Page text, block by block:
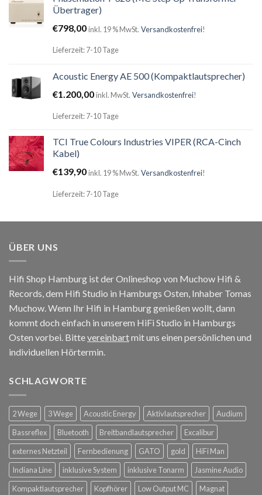
Übertrager)
€798,00inkl. 19 % MwSt. Versandkostenfrei!
Lieferzeit: 7-10 Tage
Acoustic Energy AE 500 (Kompaktlautsprecher)
€1.200,00inkl. MwSt. Versandkostenfrei!
Lieferzeit: 7-10 Tage
TCI True Colours Industries VIPER (RCA-Cinch
Kabel)
€139,90inkl. 19 % MwSt. Versandkostenfrei!
Lieferzeit: 7-10 Tage
ÜBER UNS
Hifi Shop Hamburg ist der Onlineshop von Muchow Hifi &
Records, dem Hifi Studio in Hamburgs Osten, Inhaber Tomas
Muchow. Wenn Ihr Hifi in Hamburg genießen wollt, dann
kommt doch einfach in unserem HiFi Studio in Hamburgs
Osten vorbei. Bittevereinbartmit uns einen persönlichen und
individuellen Hörtermin.
SCHLAGWORTE
2 Wege 3 Wege Acoustic Energy Aktivlautsprecher
Audium
Bassreflex
Bluetooth Breitbandlautsprecher
Excalibur
externes Netzteil
Fernbedienung GATO gold
HiFi Man
Indiana Line
inklusive System inklusive Tonarm
Jasmine Audio
Kompaktlautsprecher
Kopfhörer Low Output MC Magnat